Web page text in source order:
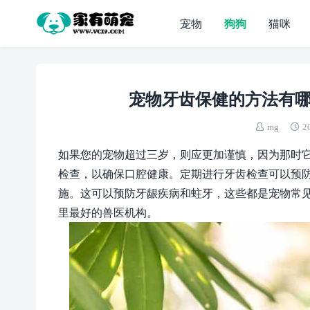
宠物 狗狗 猫咪
宠物牙齿保健的方法有
mg
如果您的宠物超过三岁，则应更加谨慎，因为那
检查，以确保口腔健康。定期进行牙齿检查可以
施。这可以预防牙龈疾病和蛀牙，这些都是宠物
里最好的兽医机构。